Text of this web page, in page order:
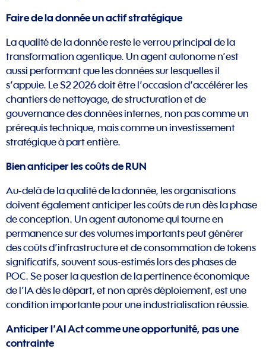
Faire de la donnée un actif stratégique
La qualité de la donnée reste le verrou principal de la
transformation agentique. Un agent autonome n’est
aussi performant que les données sur lesquelles il
s’appuie. Le S2 2026 doit être l’occasion d’accélérer les
chantiers de nettoyage, de structuration et de
gouvernance des données internes, non pas comme un
prérequis technique, mais comme un investissement
stratégique à part entière.
Bien anticiper les coûts de RUN
Au-delà de la qualité de la donnée, les organisations
doivent également anticiper les coûts de run dès la phase
de conception. Un agent autonome qui tourne en
permanence sur des volumes importants peut générer
des coûts d’infrastructure et de consommation de tokens
significatifs, souvent sous-estimés lors des phases de
POC. Se poser la question de la pertinence économique
de l’IA dès le départ, et non après déploiement, est une
condition importante pour une industrialisation réussie.
Anticiper l’AI Act comme une opportunité, pas une
contrainte